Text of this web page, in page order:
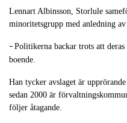
Lennart Albinsson, Storlule
minoritetsgrupp med anledning av
– Politikerna backar trots att
boende.
Han tycker avslaget är
sedan 2000 är
följer åtagande.